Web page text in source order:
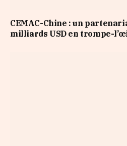
CEMAC-Chine : un
milliards USD en trompe-